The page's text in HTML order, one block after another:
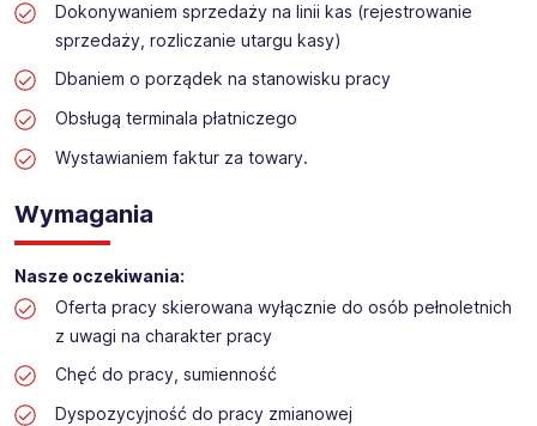
przedsiębiorstw w Polsce. Agencja jest wpisana pod nr
396 w Krajowym Rejestrze Agencji Zatrudnienia.
Obecnie dla naszego Klienta, poszukujemy osób do pracy
na stanowisko:
Praca w sektorze obsługi klienta w markecie
budowlanym
Dokonywaniem sprzedaży na linii kas (rejestrowanie
sprzedaży, rozliczanie utargu kasy)
Dbaniem o porządek na stanowisku pracy
Obsługą terminala płatniczego
Wystawianiem faktur za towary.
Wymagania
Nasze oczekiwania:
Oferta pracy skierowana wyłącznie do osób pełnoletnich
z uwagi na charakter pracy
Chęć do pracy, sumienność
Dyspozycyjność do pracy zmianowej